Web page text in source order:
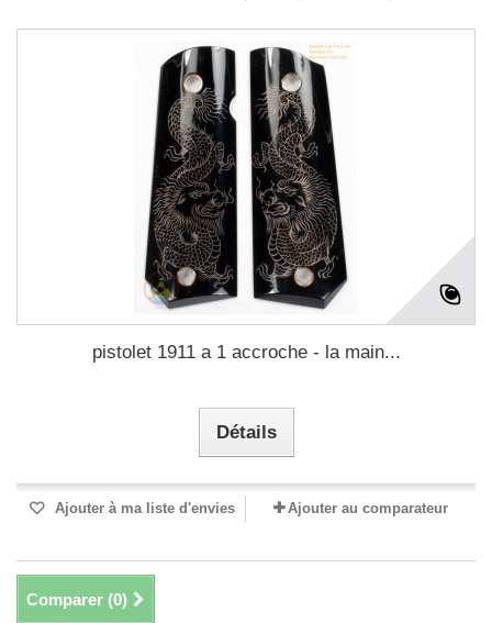
pistolet 1911 a 1 accroche - la main...
Détails
Ajouter à ma liste d'envies Ajouter au comparateur
Comparer (0)